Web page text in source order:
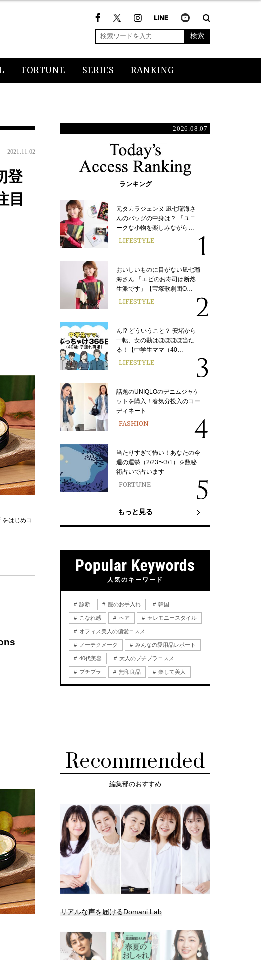
検索
FORTUNE SERIES RANKING
2021.11.02
登
目
はじめコ
2026.08.07
ランキング
元タカラジェンヌ 凪七瑠海さ
んのバッグの中身は？ 「ユニ
ークな小物を楽しみながら…
LIFESTYLE
おいしいものに目がない凪七瑠
海さん 「エビのお寿司は断然
生派です」【宝塚歌劇団O…
LIFESTYLE
ん!? どういうこと？ 安堵から
一転、女の勘はほぼほぼ当た
る！【中学生ママ（40…
LIFESTYLE
話題のUNIQLOのデニムジャケ
ットを購入！春気分投入のコー
ディネート
FASHION
当たりすぎて怖い！あなたの今
週の運勢（2/23〜3/1）を数秘
術占いで占います
FORTUNE
もっと見る
人気のキーワード
診断 服のお手入れ 韓国
こなれ感 ヘア セレモニースタイル
オフィス美人の偏愛コスメ
ノーテクメーク みんなの愛用品レポート
40代美容 大人のプチプラコスメ
プチプラ 無印良品 楽して美人
Recommended
編集部のおすすめ
リアルな声を届けるDomani Lab